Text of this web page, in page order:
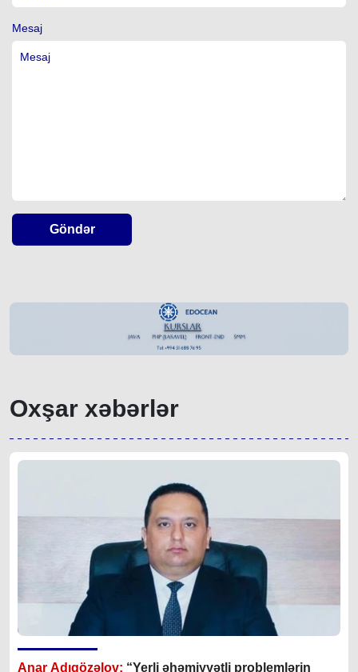
Mesaj
Göndər
Oxşar xəbərlər
Anar Adıgözəlov: “Yerli əhəmiyyətli problemlərin